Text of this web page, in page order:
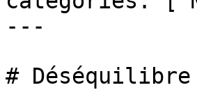
---
# Déséquilibre